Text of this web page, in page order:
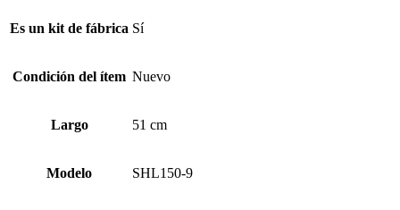
Es un kit de fábrica Sí
Condición del ítem Nuevo
Largo 51 cm
Modelo SHL150-9